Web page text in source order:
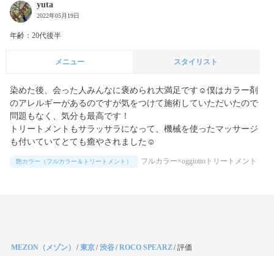
yuta
2022年05月19日
年齢：20代後半
メニュー スタイリスト
染めた後、会った人みんなに褒められ大満足です☺僕はカラー剤
のアレルギーがあるのですが気をつけて施術していただいたので
問題もなく、気分も最高です！
トリートメントもサラッサラになって、機械を使ったマッサージ
も付いていてとても癒やされました☺
艶カラー（フルカラー＆トリートメント） フルカラー×oggiottoトリートメント
MEZON（メゾン） /東京/渋谷/ROCO SPEARZ/評価